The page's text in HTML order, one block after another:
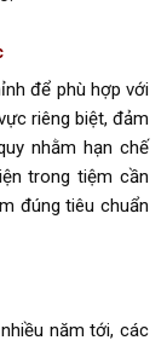
để phù hợp với
riêng biệt, đảm
nhằm hạn chế
trong tiệm cần
đúng tiêu chuẩn
năm tới, các